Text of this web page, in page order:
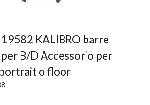
KALIBRO barre
B/D Accessorio per
o floor